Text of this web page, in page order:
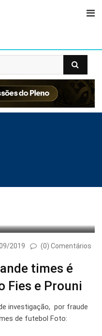
2019 (0) Comentários
times é
Fies e Prouni
investigação, por fraude
de futebol Foto: